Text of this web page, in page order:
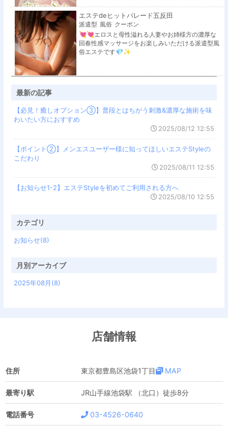
エステdeヒットパレード五反田
派遣型 風俗 クーポン
💘💘エロスと母性溢れる人妻やお姉様方の濃厚な
回春性感マッサージをお楽しみいただける派遣型風
俗エステです💎✨
最新の記事
【必見！癒しオプション③】普段とはちがう刺激&濃厚な施術を味
わいたい方におすすめ
2025/08/12 12:55
【ポイント②】メンエスユーザー様に知ってほしいエステStyleの
こだわり
2025/08/11 12:55
【お知らせ1-2】エステStyleを初めてご利用される方へ
2025/08/10 12:55
カテゴリ
お知らせ(8)
月別アーカイブ
2025年08月(8)
店舗情報
住所 東京都豊島区池袋1丁目 MAP
最寄り駅 JR山手線池袋駅 （北口）徒歩8分
電話番号 03-4526-0640